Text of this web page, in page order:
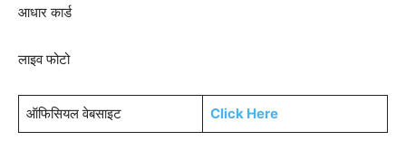
आधार कार्ड
लाइव फोटो
ऑफिसियल वेबसाइट Click Here